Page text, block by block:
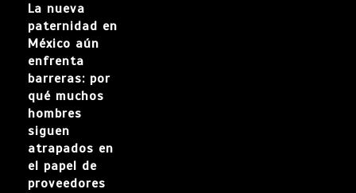
La nueva
paternidad en
México aún
enfrenta
barreras: por
qué muchos
hombres
siguen
atrapados en
el papel de
proveedores